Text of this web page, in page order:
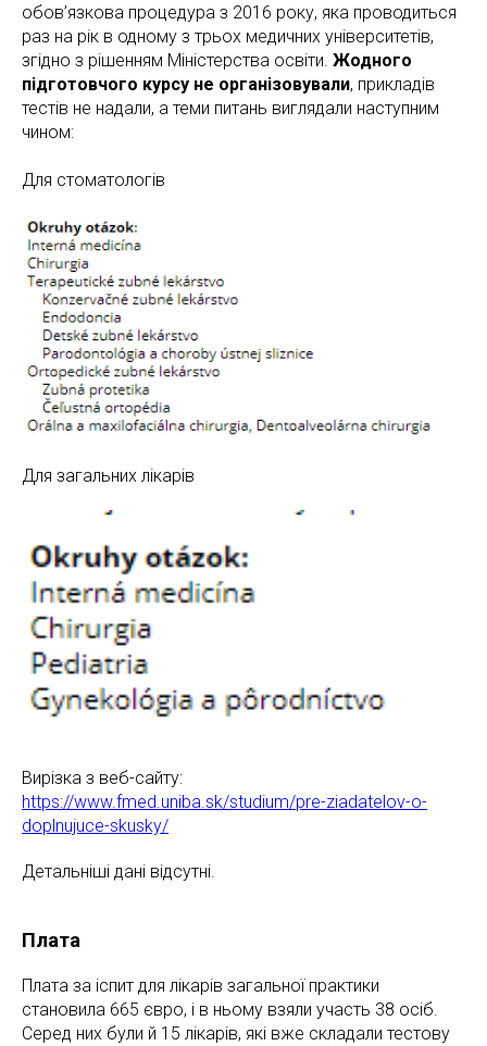
обов’язкова процедура з 2016 року, яка проводиться
раз на рік в одному з трьох медичних університетів,
згідно з рішенням Міністерства освіти. Жодного
підготовчого курсу не організовували, прикладів
тестів не надали, а теми питань виглядали наступним
чином:
Для стоматологів
Для загальних лікарів
Вирізка з веб-сайту:
https://www.fmed.uniba.sk/studium/pre-ziadatelov-o-
doplnujuce-skusky/
Детальніші дані відсутні.
Плата
Плата за іспит для лікарів загальної практики
становила 665 євро, і в ньому взяли участь 38 осіб.
Серед них були й 15 лікарів, які вже складали тестову